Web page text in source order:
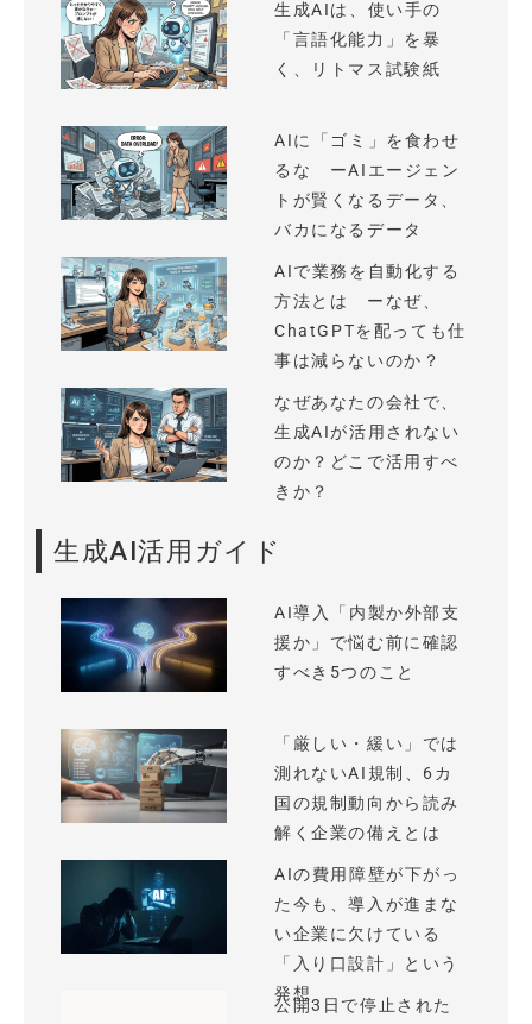
生成AIは、使い手の
「言語化能力」を暴
く、リトマス試験紙
AIに「ゴミ」を食わせ
るな ーAIエージェン
トが賢くなるデータ、
バカになるデータ
AIで業務を自動化する
方法とは ーなぜ、
ChatGPTを配っても仕
事は減らないのか？
なぜあなたの会社で、
生成AIが活用されない
のか？どこで活用すべ
きか？
生成AI活用ガイド
AI導入「内製か外部支
援か」で悩む前に確認
すべき5つのこと
「厳しい・緩い」では
測れないAI規制、6カ
国の規制動向から読み
解く企業の備えとは
AIの費用障壁が下がっ
た今も、導入が進まな
い企業に欠けている
「入り口設計」という
発想
公開3日で停止された